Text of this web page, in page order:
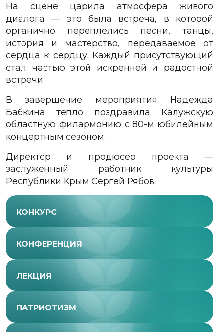
На сцене царила атмосфера живого
диалога — это была встреча, в которой
органично переплелись песни, танцы,
история и мастерство, передаваемое от
сердца к сердцу. Каждый присутствующий
стал частью этой искренней и радостной
встречи.
В завершение мероприятия Надежда
Бабкина тепло поздравила Калужскую
областную филармонию с 80-м юбилейным
концертным сезоном.
Директор и продюсер проекта —
заслуженный работник культуры
Республики Крым Сергей Рябов.
КОНКУРС
КОНФЕРЕНЦИЯ
ЛЕКЦИЯ
ПАТРИОТИЗМ